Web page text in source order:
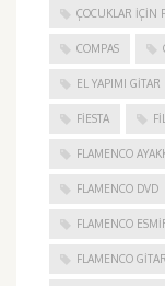
ÇOCUKLAR IÇIN
COMPAS
EL YAPIMI GITAR
FIESTA
FLAMENCO
FLAMENCO DVD
FLAMENCO
FLAMENCO